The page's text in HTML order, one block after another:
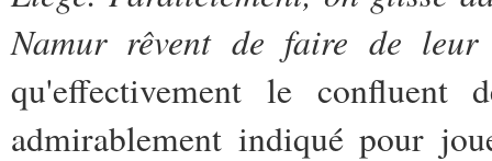
Namur rêvent de faire de
qu'effectivement le
admirablement indiqué pour